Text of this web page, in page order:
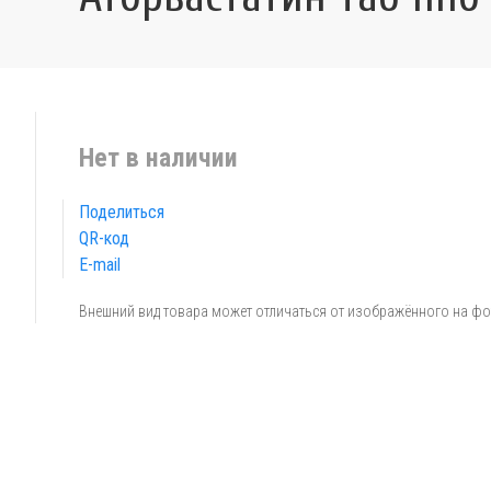
Нет в наличии
Поделиться
QR-код
E-mail
Внешний вид товара может отличаться от изображённого на